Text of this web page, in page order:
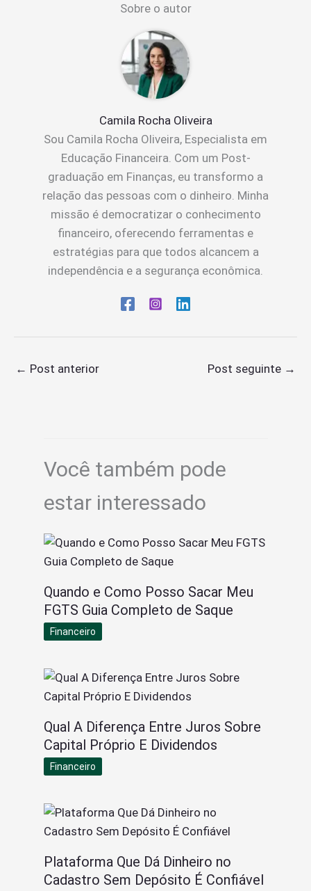
Sobre o autor
Camila Rocha Oliveira
Sou Camila Rocha Oliveira, Especialista em
Educação Financeira. Com um Post-
graduação em Finanças, eu transformo a
relação das pessoas com o dinheiro. Minha
missão é democratizar o conhecimento
financeiro, oferecendo ferramentas e
estratégias para que todos alcancem a
independência e a segurança econômica.
← Post anterior Post seguinte →
Você também pode
estar interessado
Quando e Como Posso Sacar Meu
FGTS Guia Completo de Saque
Financeiro
Qual A Diferença Entre Juros Sobre
Capital Próprio E Dividendos
Financeiro
Plataforma Que Dá Dinheiro no
Cadastro Sem Depósito É Confiável